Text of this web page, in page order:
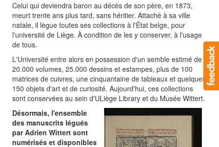
Celui qui deviendra baron au décès de son père, en 1873,
meurt trente ans plus tard, sans héritier. Attaché à sa ville
natale, il lègue toutes ses collections à l'État belge, pour
l'université de Liège. À condition de les y conserver, à l'usage
de tous.
L'Université entre alors en possession d'un semble estimé de
20.000 volumes, 25.000 dessins et estampes, plus de 100
matrices de cuivres, une cinquantaine de tableaux et quelques
150 objets d'art et de curiosité. Aujourd'hui, ces collections
sont conservées au sein d'ULiège Library et du Musée Wittert.
Désormais, l'ensemble
des manuscrits légués
par Adrien Wittert sont
numérisés et disponibles